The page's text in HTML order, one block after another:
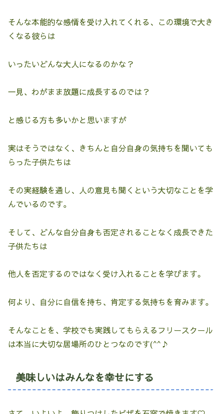
そんな本能的な感情を受け入れてくれる、この環境で大き
くなる彼らは
いったいどんな大人になるのかな？
一見、わがまま放題に成長するのでは？
と感じる方も多いかと思いますが
実はそうではなく、きちんと自分自身の気持ちを聞いても
らった子供たちは
その実経験を通し、人の意見も聞くという大切なことを学
んでいるのです。
そして、どんな自分自身も否定されることなく成長できた
子供たちは
他人を否定するのではなく受け入れることを学びます。
何より、自分に自信を持ち、肯定する気持ちを育みます。
そんなことを、学校でも実践してもらえるフリースクール
は本当に大切な居場所のひとつなのです(^^♪
美味しいはみんなを幸せにする